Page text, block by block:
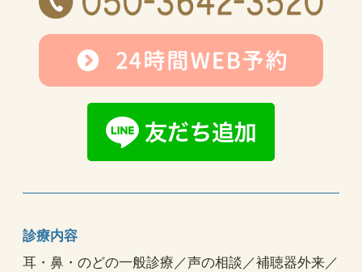
診療内容
耳・鼻・のどの一般診療／声の相談／補聴器外来／